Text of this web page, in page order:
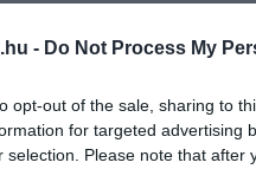
- Do Not Process My
opt-out of the sale, sharing to
for targeted advertising
selection. Please note that
hány
– teszik
jogorvoslatot
is bírálta.